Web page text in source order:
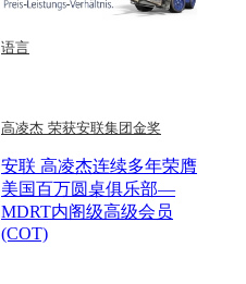
语言
高凌杰 荣获安联集团金奖
安联 高凌杰连续多年荣膺
美国百万圆桌俱乐部—
MDRT内阁级高级会员
(COT)